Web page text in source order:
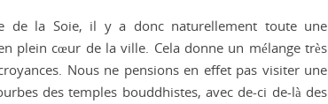
de la Soie, il y a donc naturellement toute une
plein cœur de la ville. Cela donne un mélange très
Nous ne pensions en effet pas visiter une
des temples bouddhistes, avec de-ci de-là des